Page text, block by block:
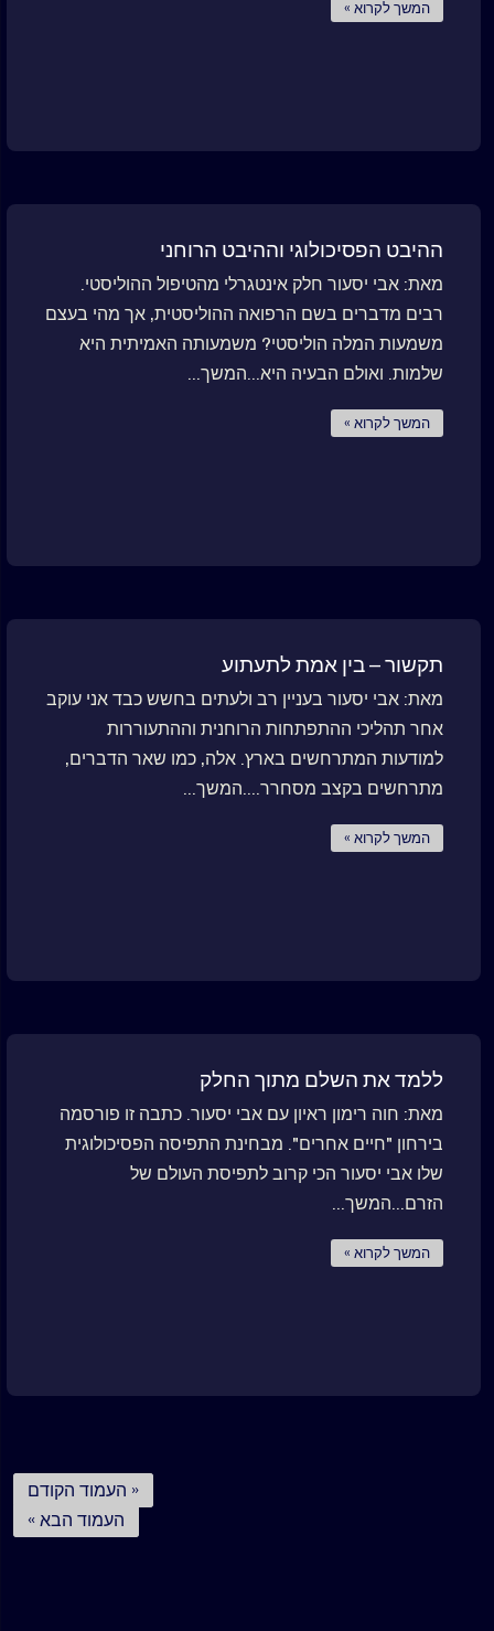
המשך לקרוא »
ההיבט הפסיכולוגי וההיבט הרוחני
מאת: אבי יסעור חלק אינטגרלי מהטיפול ההוליסטי.
רבים מדברים בשם הרפואה ההוליסטית, אך מהי בעצם
משמעות המלה הוליסטי? משמעותה האמיתית היא
שלמות. ואולם הבעיה היא...המשך...
המשך לקרוא »
תקשור – בין אמת לתעתוע
מאת: אבי יסעור בעניין רב ולעתים בחשש כבד אני עוקב
אחר תהליכי ההתפתחות הרוחנית וההתעוררות
למודעות המתרחשים בארץ. אלה, כמו שאר הדברים,
מתרחשים בקצב מסחרר....המשך...
המשך לקרוא »
ללמד את השלם מתוך החלק
מאת: חוה רימון ראיון עם אבי יסעור. כתבה זו פורסמה
בירחון "חיים אחרים". מבחינת התפיסה הפסיכולוגית
שלו אבי יסעור הכי קרוב לתפיסת העולם של
הזרם...המשך...
המשך לקרוא »
« העמוד הקודם
העמוד הבא »